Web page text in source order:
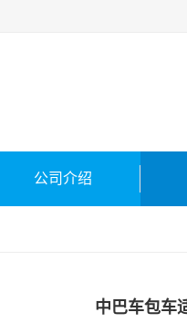
公司介绍
中巴车包车